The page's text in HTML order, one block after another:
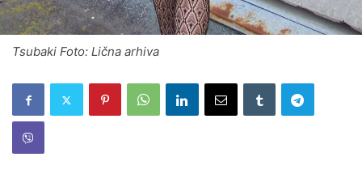
Tsubaki Foto: Lična arhiva